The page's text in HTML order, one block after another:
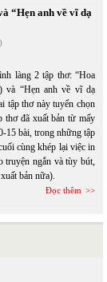
“Hẹn anh về vĩ dạ
làng 2 tập thơ: “Hoa
và “Hẹn anh về vĩ dạ
tập thơ này tuyển chọn
thơ đã xuất bản từ mấy
15 bài, trong những tập
cùng khép lại việc in
truyện ngắn và tùy bút,
bản nữa).
Đọc thêm